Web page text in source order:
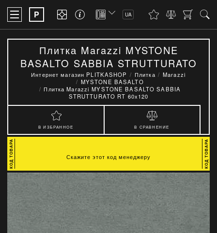
P UA
Плитка Marazzi MYSTONE
BASALTO SABBIA STRUTTURATO
RT 60x120
Интернет магазин PLITKASHOP Плитка
Marazzi
MYSTONE BASALTO
Плитка Marazzi MYSTONE BASALTO SABBIA
STRUTTURATO RT 60x120
В ИЗБРАННОЕ В СРАВНЕНИЕ
Скажите этот код менеджеру